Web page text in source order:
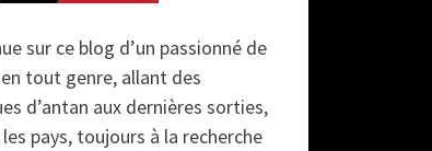
sur ce blog d’un passionné de
tout genre, allant des
d’antan aux dernières sorties,
pays, toujours à la recherche